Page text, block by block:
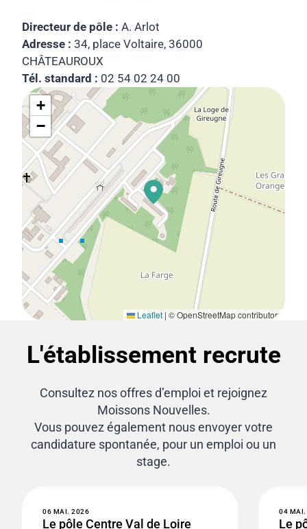
Directeur de pôle : A. Arlot
Adresse : 34, place Voltaire, 36000
CHÂTEAUROUX
Tél. standard : 02 54 02 24 00
+
−
Leaflet | © OpenStreetMap contributors
L'établissement recrute
Consultez nos offres d’emploi et rejoignez
Moissons Nouvelles.
Vous pouvez également nous envoyer votre
candidature spontanée, pour un emploi ou un
stage.
06 MAI. 2026
Le pôle Centre Val de Loire
04
Le